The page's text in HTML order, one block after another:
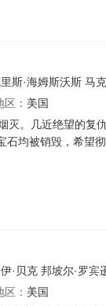
斯·海姆斯沃斯 马
区： 美国
灭。几近绝望的复
石均被销毁，希望
·贝克 邦坡尔·罗宾
区： 美国